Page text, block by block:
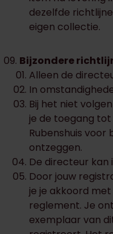
dezelfde
eigen collectie.
Bijzondere
Alleen de
In
Bij het niet
je de toegang
Rubenshuis
ontzeggen.
De directeur
Door jouw
je je akkoord
reglement. Je
exemplaar van